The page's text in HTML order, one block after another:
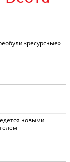
«ресурсные»
новыми